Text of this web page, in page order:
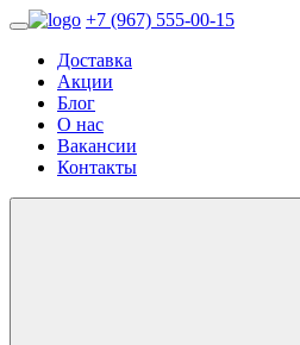
+7 (967) 555-00-15
Доставка
Акции
Блог
О нас
Вакансии
Контакты